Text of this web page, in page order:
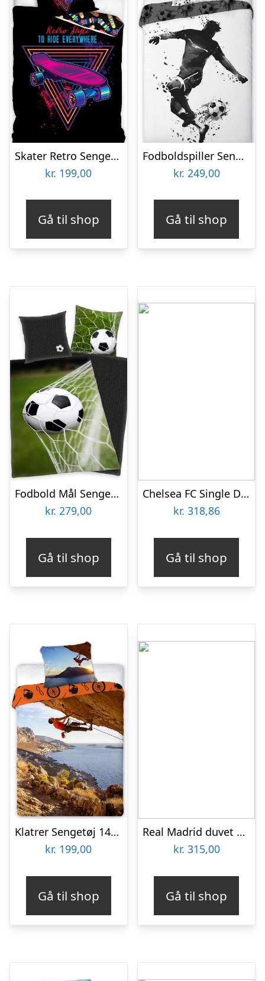
Skater Retro Sengetøj 140×200 cm – 100 procent bomuld
kr. 199,00
Gå til shop
Fodboldspiller Sengetøj 140×200 cm – 100 procent bomuld
kr. 249,00
Gå til shop
Fodbold Mål Sengetøj – 100 Procent Bomuld
kr. 279,00
Gå til shop
Chelsea FC Single Duvet Set PL (på lager)-one-size
kr. 318,86
Gå til shop
Klatrer Sengetøj 140×200 cm – 100 procent bomuld
kr. 199,00
Gå til shop
Real Madrid duvet set – RM logo – black-one-size
kr. 315,00
Gå til shop